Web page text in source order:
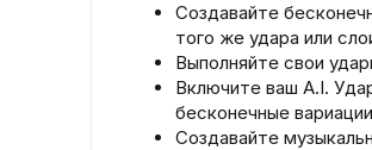
Создавайте
того же удара или
Выполняйте свои
Включите ваш A.I.
бесконечные
Создавайте